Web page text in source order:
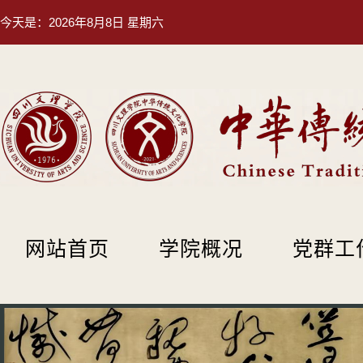
今天是： 2026年8月8日 星期六
网站首页 学院概况 党群工